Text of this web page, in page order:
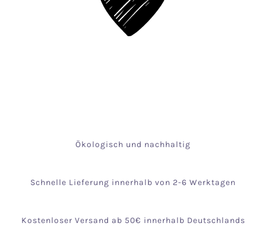
Ökologisch und nachhaltig
Schnelle Lieferung innerhalb von 2-6 Werktagen
Kostenloser Versand ab 50€ innerhalb Deutschlands